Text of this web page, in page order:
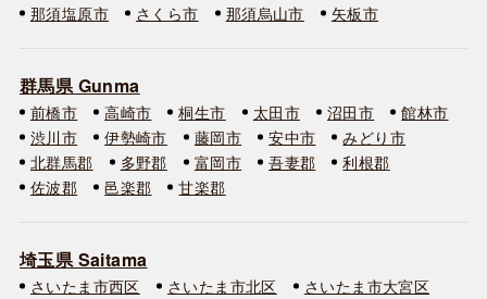
那須塩原市
さくら市 那須烏山市 矢板市
群馬県 Gunma
前橋市 高崎市 桐生市 太田市 沼田市
館林市
渋川市
伊勢崎市 藤岡市 安中市
みどり市
北群馬郡
多野郡 富岡市 吾妻郡
利根郡
佐波郡
邑楽郡 甘楽郡
埼玉県 Saitama
さいたま市西区 さいたま市北区
さいたま市大宮区